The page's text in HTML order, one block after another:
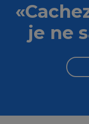
je ne